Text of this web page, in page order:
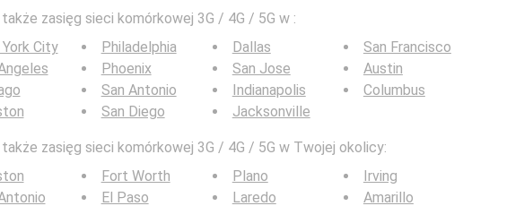
zasięg sieci komórkowej 3G / 4G / 5G w :
City
Philadelphia
Phoenix
San Antonio
San Diego
Dallas
San Jose
Indianapolis
Jacksonville
San Francisco
Austin
Columbus
zasięg sieci komórkowej 3G / 4G / 5G w Twojej okolicy:
Fort Worth
El Paso
Plano
Laredo
Irving
Amarillo